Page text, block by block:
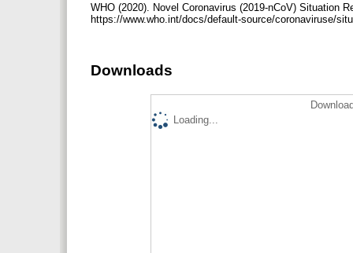
WHO (2020). Novel Coronavirus (2019-nCoV) Situation
https://www.who.int/docs/default-source/coronaviruse/
Downloads
Loading...